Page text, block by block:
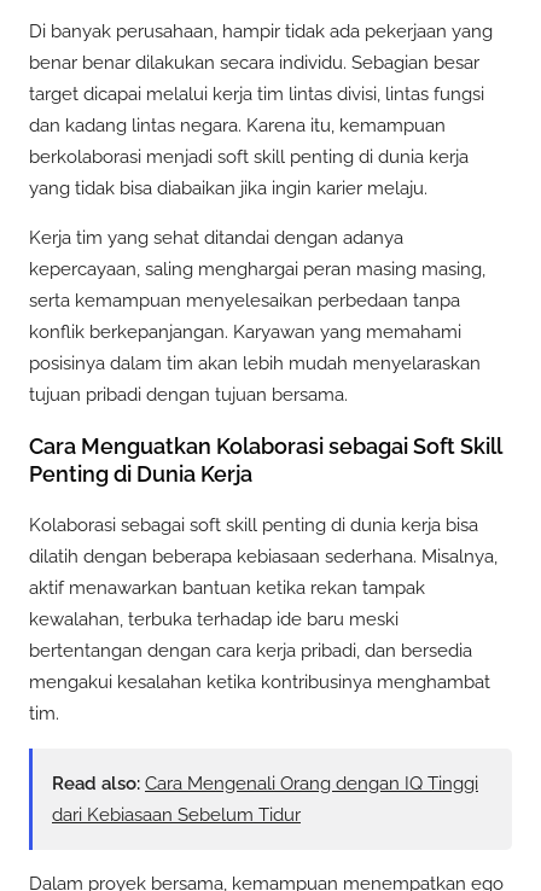
Di banyak perusahaan, hampir tidak ada pekerjaan yang
benar benar dilakukan secara individu. Sebagian besar
target dicapai melalui kerja tim lintas divisi, lintas fungsi
dan kadang lintas negara. Karena itu, kemampuan
berkolaborasi menjadi soft skill penting di dunia kerja
yang tidak bisa diabaikan jika ingin karier melaju.
Kerja tim yang sehat ditandai dengan adanya
kepercayaan, saling menghargai peran masing masing,
serta kemampuan menyelesaikan perbedaan tanpa
konflik berkepanjangan. Karyawan yang memahami
posisinya dalam tim akan lebih mudah menyelaraskan
tujuan pribadi dengan tujuan bersama.
Cara Menguatkan Kolaborasi sebagai Soft Skill
Penting di Dunia Kerja
Kolaborasi sebagai soft skill penting di dunia kerja bisa
dilatih dengan beberapa kebiasaan sederhana. Misalnya,
aktif menawarkan bantuan ketika rekan tampak
kewalahan, terbuka terhadap ide baru meski
bertentangan dengan cara kerja pribadi, dan bersedia
mengakui kesalahan ketika kontribusinya menghambat
tim.
Read also: Cara Mengenali Orang dengan IQ Tinggi
dari Kebiasaan Sebelum Tidur
Dalam proyek bersama, kemampuan menempatkan ego